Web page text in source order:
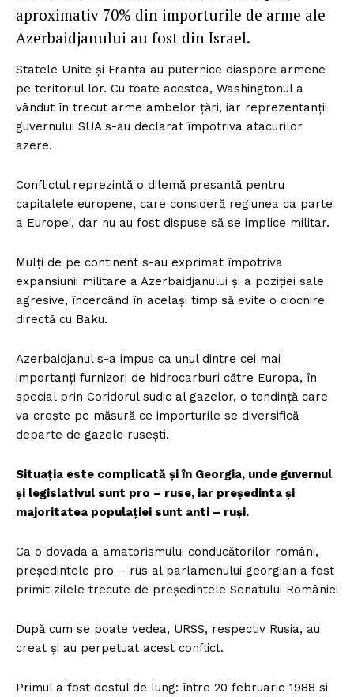
aproximativ 70% din importurile de arme ale
Azerbaidjanului au fost din Israel.
Statele Unite și Franța au puternice diaspore armene
pe teritoriul lor. Cu toate acestea, Washingtonul a
vândut în trecut arme ambelor țări, iar reprezentanții
guvernului SUA s-au declarat împotriva atacurilor
azere.
Conflictul reprezintă o dilemă presantă pentru
capitalele europene, care consideră regiunea ca parte
a Europei, dar nu au fost dispuse să se implice militar.
Mulți de pe continent s-au exprimat împotriva
expansiunii militare a Azerbaidjanului și a poziției sale
agresive, încercând în același timp să evite o ciocnire
directă cu Baku.
Azerbaidjanul s-a impus ca unul dintre cei mai
importanți furnizori de hidrocarburi către Europa, în
special prin Coridorul sudic al gazelor, o tendință care
va crește pe măsură ce importurile se diversifică
departe de gazele rusești.
Situația este complicată și în Georgia, unde guvernul
și legislativul sunt pro – ruse, iar președinta și
majoritatea populației sunt anti – ruși.
Ca o dovada a amatorismului conducătorilor români,
președintele pro – rus al parlamenului georgian a fost
primit zilele trecute de președintele Senatului României
După cum se poate vedea, URSS, respectiv Rusia, au
creat și au perpetuat acest conflict.
Primul a fost destul de lung: între 20 februarie 1988 si